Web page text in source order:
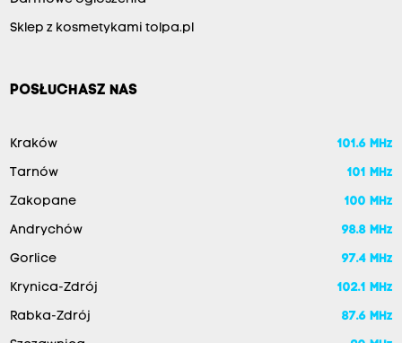
Sklep z kosmetykami tolpa.pl
POSŁUCHASZ NAS
Kraków 101.6 MHz
Tarnów 101 MHz
Zakopane 100 MHz
Andrychów 98.8 MHz
Gorlice 97.4 MHz
Krynica-Zdrój 102.1 MHz
Rabka-Zdrój 87.6 MHz